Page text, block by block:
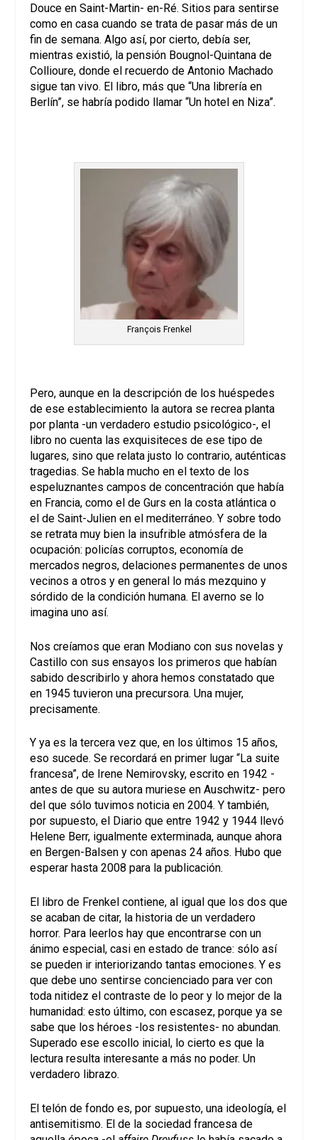
Douce en Saint-Martin- en-Ré. Sitios para sentirse
como en casa cuando se trata de pasar más de un
fin de semana. Algo así, por cierto, debía ser,
mientras existió, la pensión Bougnol-Quintana de
Collioure, donde el recuerdo de Antonio Machado
sigue tan vivo. El libro, más que “Una librería en
Berlín”, se habría podido llamar “Un hotel en Niza”.
François Frenkel
Pero, aunque en la descripción de los huéspedes
de ese establecimiento la autora se recrea planta
por planta -un verdadero estudio psicológico-, el
libro no cuenta las exquisiteces de ese tipo de
lugares, sino que relata justo lo contrario, auténticas
tragedias. Se habla mucho en el texto de los
espeluznantes campos de concentración que había
en Francia, como el de Gurs en la costa atlántica o
el de Saint-Julien en el mediterráneo. Y sobre todo
se retrata muy bien la insufrible atmósfera de la
ocupación: policías corruptos, economía de
mercados negros, delaciones permanentes de unos
vecinos a otros y en general lo más mezquino y
sórdido de la condición humana. El averno se lo
imagina uno así.
Nos creíamos que eran Modiano con sus novelas y
Castillo con sus ensayos los primeros que habían
sabido describirlo y ahora hemos constatado que
en 1945 tuvieron una precursora. Una mujer,
precisamente.
Y ya es la tercera vez que, en los últimos 15 años,
eso sucede. Se recordará en primer lugar “La suite
francesa”, de Irene Nemirovsky, escrito en 1942 -
antes de que su autora muriese en Auschwitz- pero
del que sólo tuvimos noticia en 2004. Y también,
por supuesto, el Diario que entre 1942 y 1944 llevó
Helene Berr, igualmente exterminada, aunque ahora
en Bergen-Balsen y con apenas 24 años. Hubo que
esperar hasta 2008 para la publicación.
El libro de Frenkel contiene, al igual que los dos que
se acaban de citar, la historia de un verdadero
horror. Para leerlos hay que encontrarse con un
ánimo especial, casi en estado de trance: sólo así
se pueden ir interiorizando tantas emociones. Y es
que debe uno sentirse concienciado para ver con
toda nitidez el contraste de lo peor y lo mejor de la
humanidad: esto último, con escasez, porque ya se
sabe que los héroes -los resistentes- no abundan.
Superado ese escollo inicial, lo cierto es que la
lectura resulta interesante a más no poder. Un
verdadero librazo.
El telón de fondo es, por supuesto, una ideología, el
antisemitismo. El de la sociedad francesa de